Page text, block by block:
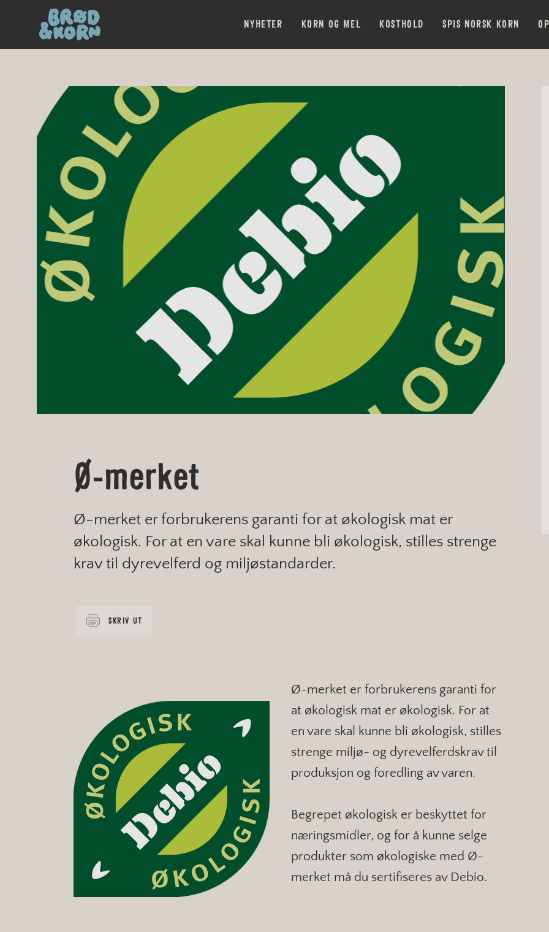
NYHETER KORN OG MEL KOSTHOLD SPIS NORSK KORN
Ø-merket
Ø-merket er forbrukerens garanti for at økologisk mat er
økologisk. For at en vare skal kunne bli økologisk, stilles strenge
krav til dyrevelferd og miljøstandarder.
SKRIV UT
Ø-merket er forbrukerens garanti for
at økologisk mat er økologisk. For at
en vare skal kunne bli økologisk, stilles
strenge miljø- og dyrevelferdskrav til
produksjon og foredling av varen.
Begrepet økologisk er beskyttet for
næringsmidler, og for å kunne selge
produkter som økologiske med Ø-
merket må du sertifiseres av Debio.